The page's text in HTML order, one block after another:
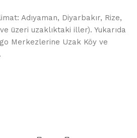
Adıyaman, Diyarbakır, Rize,
üzeri uzaklıktaki iller). Yukarıda
Merkezlerine Uzak Köy ve